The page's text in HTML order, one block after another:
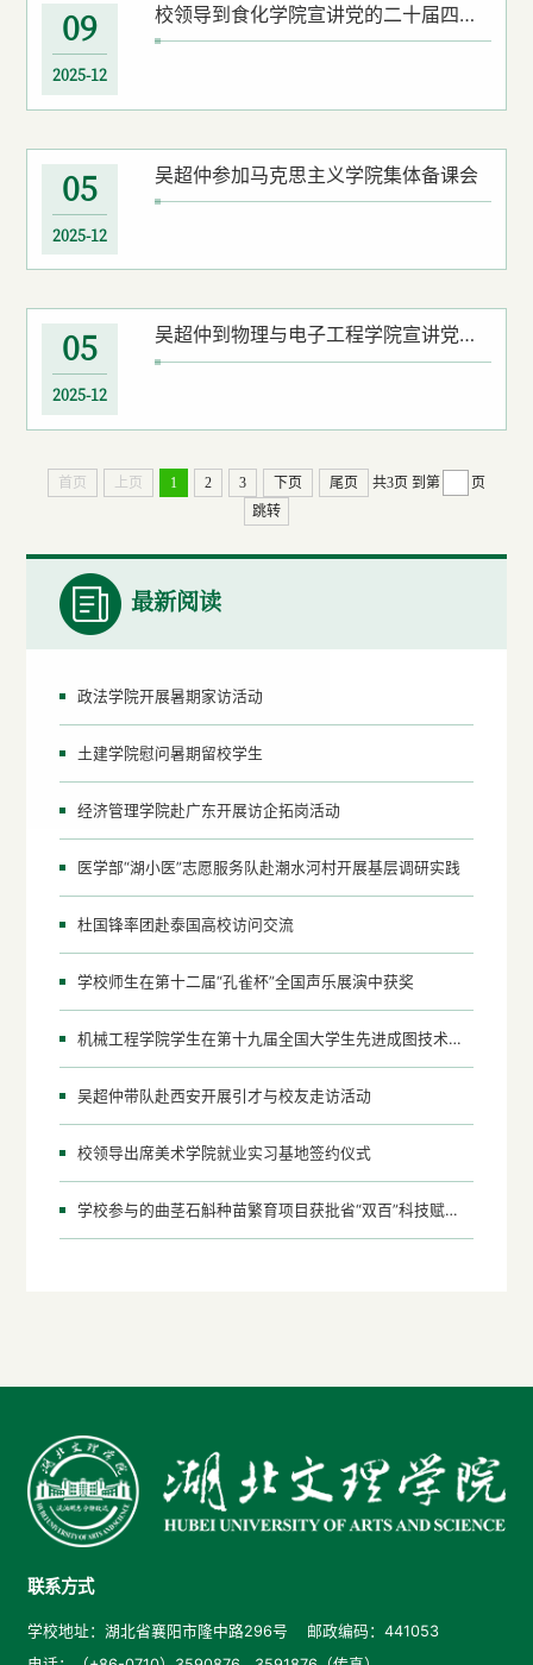
09
2025-12
校领导到食化学院宣讲党的二十届四中全会精神
05
2025-12
吴超仲参加马克思主义学院集体备课会
05
2025-12
吴超仲到物理与电子工程学院宣讲党的二十届四中全会精神
首页 上页 1 2 3 下页 尾页 共3页 到第
页
跳转
最新阅读
政法学院开展暑期家访活动
土建学院慰问暑期留校学生
经济管理学院赴广东开展访企拓岗活动
医学部“湖小医”志愿服务队赴潮水河村开展基层调研实践
杜国锋率团赴泰国高校访问交流
学校师生在第十二届“孔雀杯”全国声乐展演中获奖
机械工程学院学生在第十九届全国大学生先进成图技术与产品信息建模创新大赛中获奖
吴超仲带队赴西安开展引才与校友走访活动
校领导出席美术学院就业实习基地签约仪式
学校参与的曲茎石斛种苗繁育项目获批省“双百”科技赋能项目
联系方式
学校地址：湖北省襄阳市隆中路296号 邮政编码：441053